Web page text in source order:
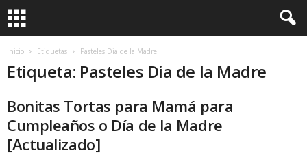
Inicio Etiquetas Pasteles Dia de la Madre
Etiqueta: Pasteles Dia de la Madre
Bonitas Tortas para Mamá para
Cumpleaños o Día de la Madre
[Actualizado]